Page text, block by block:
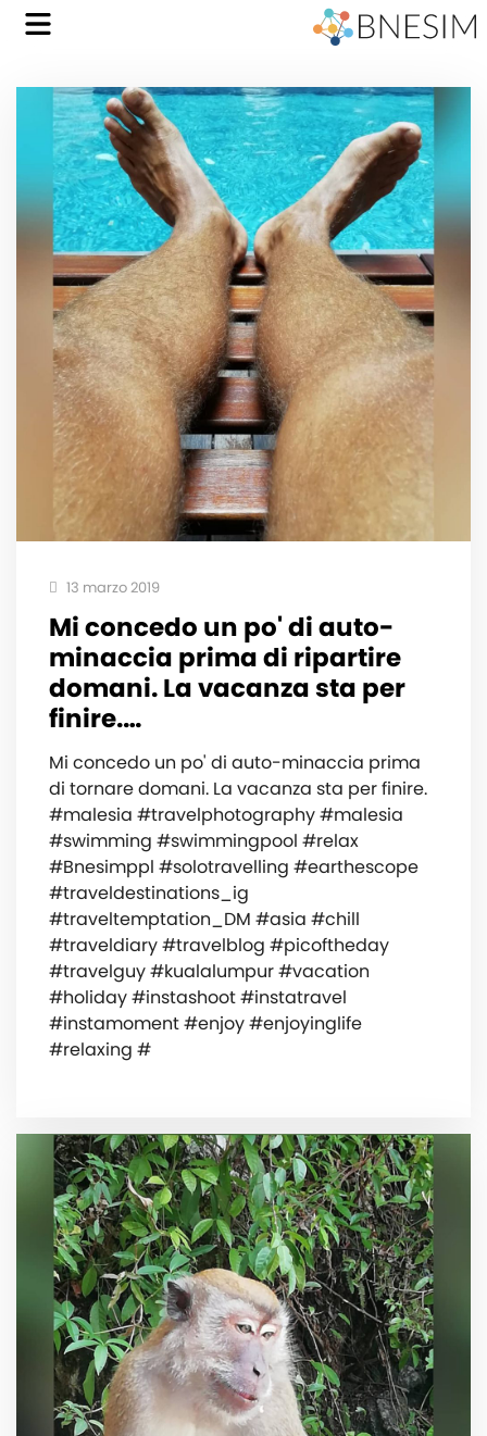
13 marzo 2019
Mi concedo un po' di auto-
minaccia prima di ripartire
domani. La vacanza sta per
finire.…
Mi concedo un po' di auto-minaccia prima
di tornare domani. La vacanza sta per finire.
#malesia #travelphotography #malesia
#swimming #swimmingpool #relax
#Bnesimppl #solotravelling #earthescope
#traveldestinations_ig
#traveltemptation_DM #asia #chill
#traveldiary #travelblog #picoftheday
#travelguy #kualalumpur #vacation
#holiday #instashoot #instatravel
#instamoment #enjoy #enjoyinglife
#relaxing #